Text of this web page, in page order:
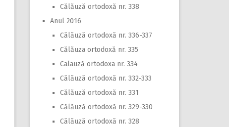
Călăuză ortodoxă nr. 338
Anul 2016
Călăuză ortodoxă nr. 336-337
Călăuza ortodoxă nr. 335
Calauză ortodoxa nr. 334
Călăuză ortodoxă nr. 332-333
Călăuză ortodoxă nr. 331
Călăuză ortodoxă nr. 329-330
Călăuză ortodoxă nr. 328